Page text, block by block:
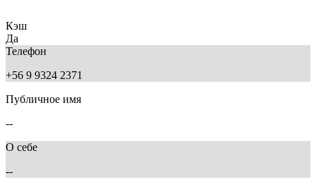
Кэш
Да
Телефон
+56 9 9324 2371
Публичное имя
--
О себе
--